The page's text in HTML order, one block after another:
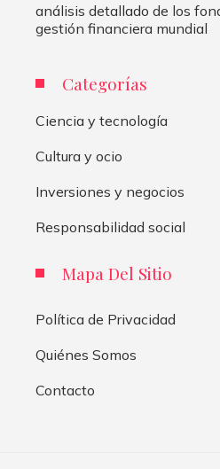
análisis detallado de los
gestión financiera mundial
Categorías
Ciencia y tecnología
Cultura y ocio
Inversiones y negocios
Responsabilidad social
Mapa Del Sitio
Política de Privacidad
Quiénes Somos
Contacto